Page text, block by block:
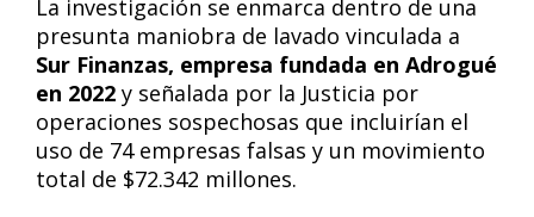
La investigación se enmarca dentro de una
presunta maniobra de lavado vinculada a
Sur Finanzas, empresa fundada en Adrogué
en 2022 y señalada por la Justicia por
operaciones sospechosas que incluirían el
uso de 74 empresas falsas y un movimiento
total de $72.342 millones.